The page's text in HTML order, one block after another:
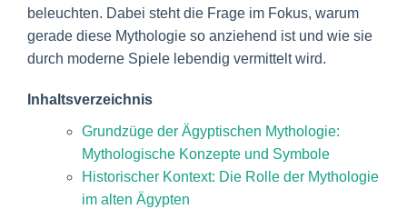
beleuchten. Dabei steht die Frage im Fokus, warum
gerade diese Mythologie so anziehend ist und wie sie
durch moderne Spiele lebendig vermittelt wird.
Inhaltsverzeichnis
Grundzüge der Ägyptischen Mythologie:
Mythologische Konzepte und Symbole
Historischer Kontext: Die Rolle der Mythologie
im alten Ägypten